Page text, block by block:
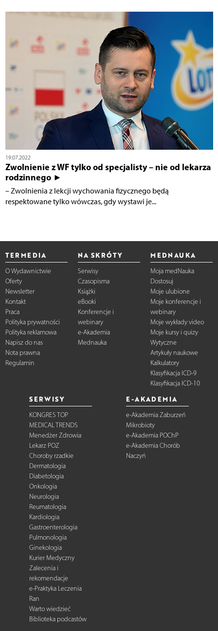
19.07.2022
Zwolnienie z WF tylko od specjalisty – nie od lekarza
rodzinnego ►
– Zwolnienia z lekcji wychowania fizycznego będą
respektowane tylko wówczas, gdy wystawi je...
TERMEDIA
O Wydawnictwie
Oferty
Newsletter
Kontakt
Praca
Polityka prywatności
Polityka reklamowa
Napisz do nas
Nota prawna
Regulamin
NA SKRÓTY
Serwisy
Czasopisma
Książki
eBooki
Konferencje i
webinary
e-Akademia
Mednauka
MEDNAUKA
Moja medNauka
Dostosuj
Moje ulubione
Moje konferencje i
webinary
Moje wykłady video
Moje kursy i quizy
Wytyczne
Artykuły naukowe
Kalkulatory
Klasyfikacja ICD-9
Klasyfikacja ICD-10
SERWISY
KONGRES TOP
MEDICAL TRENDS
Menedżer Zdrowia
Lekarz POZ
Choroby rzadkie
Dermatologia
Diabetologia
Onkologia
Neurologia
Reumatologia
Kardiologia
Gastroenterologia
Pulmonologia
Ginekologia
Kurier Medyczny
Zalecenia i
rekomendacje
e-Praktyka Leczenia
Ran
Warto wiedzieć
Biblioteka podcastów
E-AKADEMIA
e-Akademia Zaburzeń
Mikrobioty
e-Akademia POChP
e-Akademia Chorób
Naczyń